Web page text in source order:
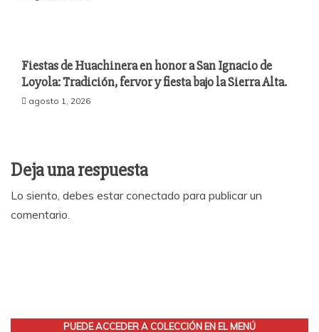
Fiestas de Huachinera en honor a San Ignacio de
Loyola: Tradición, fervor y fiesta bajo la Sierra Alta​.
agosto 1, 2026
Deja una respuesta
Lo siento, debes estarconectado para publicar un
comentario.
PUEDE ACCEDER A COLECCIÓN EN EL MENÚ